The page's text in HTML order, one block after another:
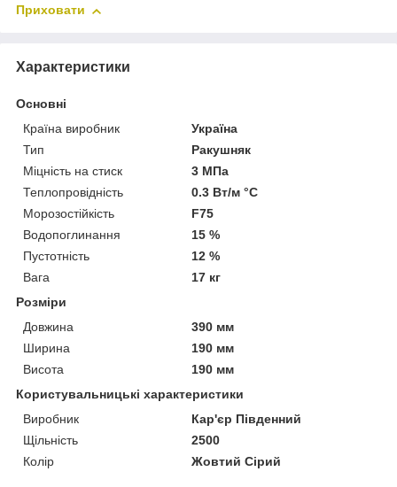
Приховати
Характеристики
Основні
Країна виробник
Україна
Тип
Ракушняк
Міцність на стиск
3 МПа
Теплопровідність
0.3 Вт/м °С
Морозостійкість
F75
Водопоглинання
15 %
Пустотність
12 %
Вага
17 кг
Розміри
Довжина
390 мм
Ширина
190 мм
Висота
190 мм
Користувальницькі характеристики
Виробник
Кар'єр Південний
Щільність
2500
Колір
Жовтий Сірий